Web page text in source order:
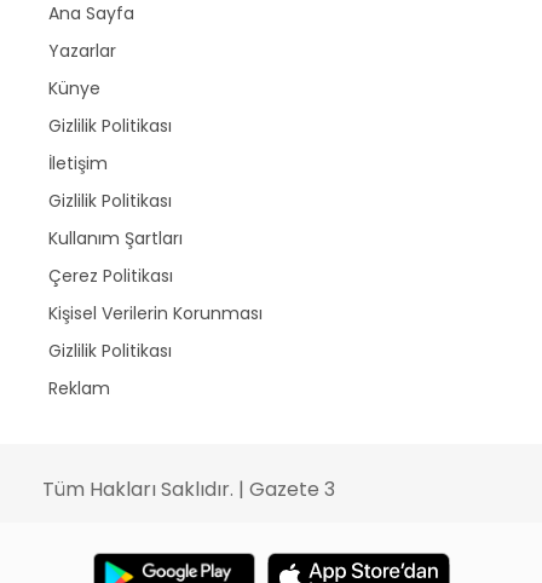
Ana Sayfa
Yazarlar
Künye
Gizlilik Politikası
İletişim
Gizlilik Politikası
Kullanım Şartları
Çerez Politikası
Kişisel Verilerin Korunması
Gizlilik Politikası
Reklam
Tüm Hakları Saklıdır. | Gazete 3